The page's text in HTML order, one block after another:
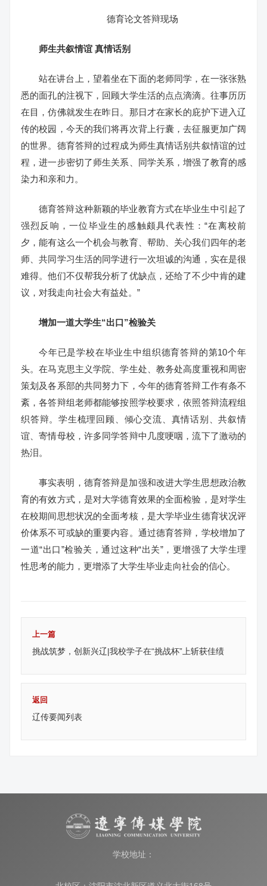
德育论文答辩现场
师生共叙情谊 真情话别
站在讲台上，望着坐在下面的老师同学，在一张张熟
悉的面孔的注视下，回顾大学生活的点点滴滴。往事历历
在目，仿佛就发生在昨日。那日才在家长的庇护下进入辽
传的校园，今天的我们将再次背上行囊，去征服更加广阔
的世界。德育答辩的过程成为师生真情话别共叙情谊的过
程，进一步密切了师生关系、同学关系，增强了教育的感
染力和亲和力。
德育答辩这种新颖的毕业教育方式在毕业生中引起了
强烈反响，一位毕业生的感触颇具代表性：“在离校前
夕，能有这么一个机会与教育、帮助、关心我们四年的老
师、共同学习生活的同学进行一次坦诚的沟通，实在是很
难得。他们不仅帮我分析了优缺点，还给了不少中肯的建
议，对我走向社会大有益处。”
增加一道大学生“出口”检验关
今年已是学校在毕业生中组织德育答辩的第10个年
头。在马克思主义学院、学生处、教务处高度重视和周密
策划及各系部的共同努力下，今年的德育答辩工作有条不
紊，各答辩组老师都能够按照学校要求，依照答辩流程组
织答辩。学生梳理回顾、倾心交流、真情话别、共叙情
谊、寄情母校，许多同学答辩中几度哽咽，流下了激动的
热泪。
事实表明，德育答辩是加强和改进大学生思想政治教
育的有效方式，是对大学德育效果的全面检验，是对学生
在校期间思想状况的全面考核，是大学毕业生德育状况评
价体系不可或缺的重要内容。通过德育答辩，学校增加了
一道“出口”检验关，通过这种“出关”，更增强了大学生理
性思考的能力，更增添了大学生毕业走向社会的信心。
上一篇
挑战筑梦，创新兴辽|我校学子在“挑战杯”上斩获佳绩
返回
辽传要闻列表
学校地址：